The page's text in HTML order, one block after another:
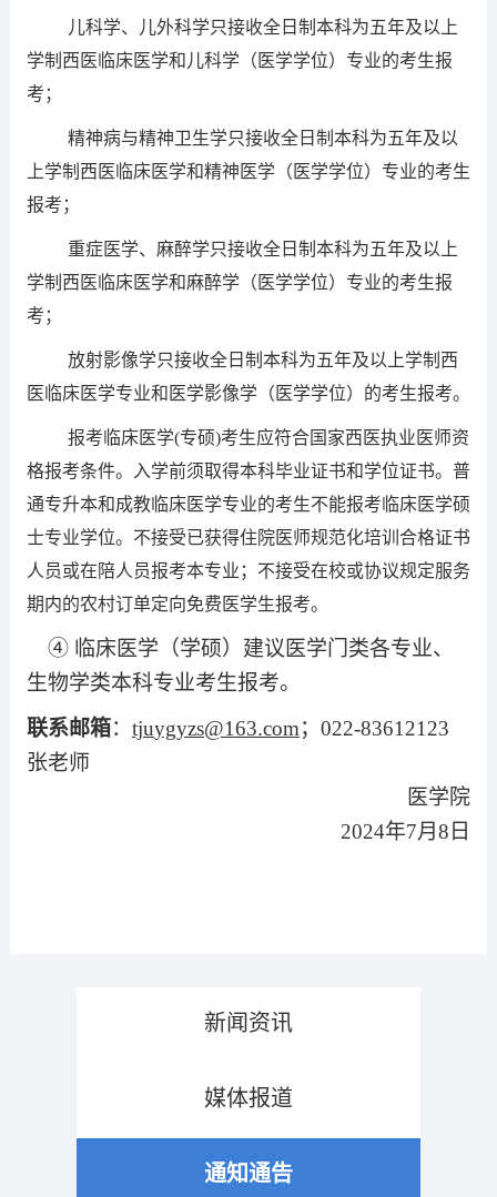
儿科学、儿外科学只接收全日制本科为五年及以上
学制西医临床医学和儿科学（医学学位）专业的考生报
考；
精神病与精神卫生学只接收全日制本科为五年及以
上学制西医临床医学和精神医学（医学学位）专业的考生
报考；
重症医学、麻醉学只接收全日制本科为五年及以上
学制西医临床医学和麻醉学（医学学位）专业的考生报
考；
放射影像学只接收全日制本科为五年及以上学制西
医临床医学专业和医学影像学（医学学位）的考生报考。
报考临床医学(专硕)考生应符合国家西医执业医师资
格报考条件。入学前须取得本科毕业证书和学位证书。普
通专升本和成教临床医学专业的考生不能报考临床医学硕
士专业学位。不接受已获得住院医师规范化培训合格证书
人员或在陪人员报考本专业；不接受在校或协议规定服务
期内的农村订单定向免费医学生报考。
④ 临床医学（学硕）建议医学门类各专业、
生物学类本科专业考生报考。
联系邮箱： tjuygyzs@163.com；022-83612123
张老师
医学院
2024年7月8日
新闻资讯
媒体报道
通知通告